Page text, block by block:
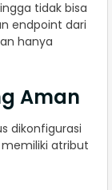
tidak bisa
endpoint dari
hanya
Aman
dikonfigurasi
atribut